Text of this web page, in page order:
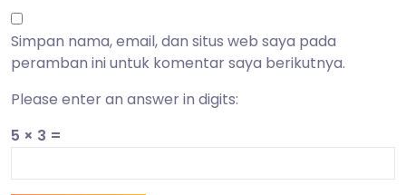
Simpan nama, email, dan situs web saya pada
peramban ini untuk komentar saya berikutnya.
Please enter an answer in digits:
5 × 3 =